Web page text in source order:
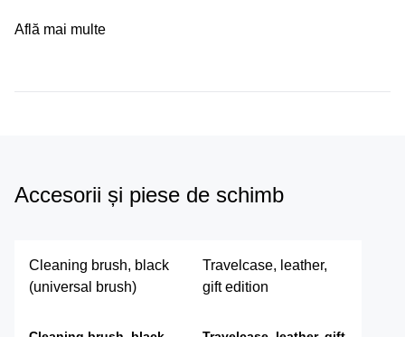
Află mai multe
Accesorii și piese de schimb
Cleaning brush, black
(universal brush)
Travelcase, leather,
gift edition